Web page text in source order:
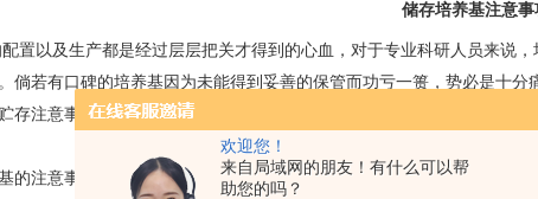
欢迎您！
来自局域网的朋友！有什么可以帮
助您的吗？
储存培养基注意事
置以及生产都是经过层层把关才得到的心血，对于专业科研人员来说
倘若有口碑的培养基因为未能得到妥善的保管而功亏一篑，势必是十
存注意事项。
的注意事项有哪些